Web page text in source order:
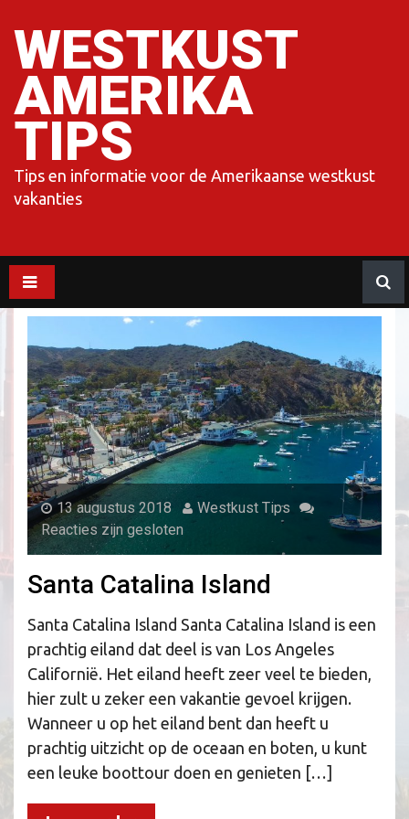
inhoudWESTKUST
AMERIKA
TIPS
Tips en informatie voor de Amerikaanse westkust
vakanties
13 augustus 2018
Westkust Tips
Reacties zijn gesloten
Santa Catalina Island
Santa Catalina Island Santa Catalina Island is een
prachtig eiland dat deel is van Los Angeles
Californië. Het eiland heeft zeer veel te bieden,
hier zult u zeker een vakantie gevoel krijgen.
Wanneer u op het eiland bent dan heeft u
prachtig uitzicht op de oceaan en boten, u kunt
een leuke boottour doen en genieten […]